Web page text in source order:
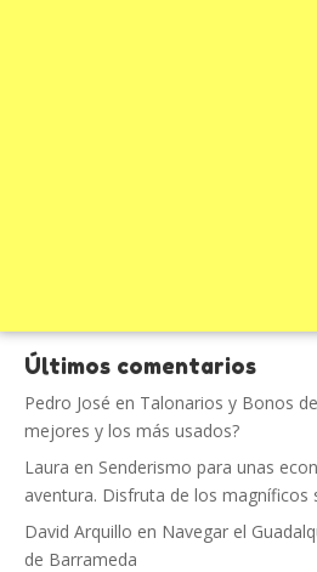
Últimos comentarios
Pedro José en Talonarios y Bonos
mejores y los más usados?
Laura en Senderismo para unas
aventura. Disfruta de los magníficos
David Arquillo en Navegar el
de Barrameda